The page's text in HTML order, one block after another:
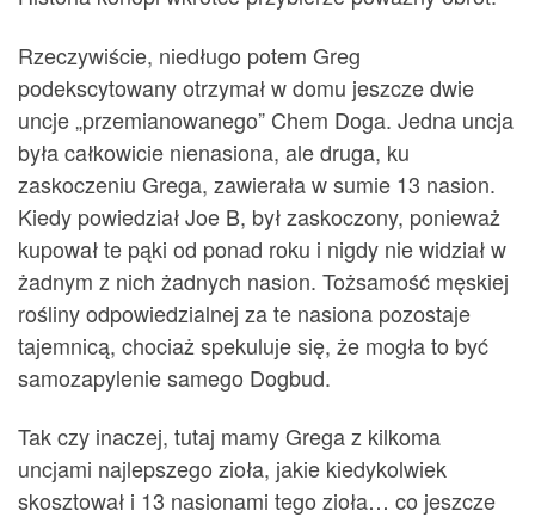
Rzeczywiście, niedługo potem Greg
podekscytowany otrzymał w domu jeszcze dwie
uncje „przemianowanego” Chem Doga. Jedna uncja
była całkowicie nienasiona, ale druga, ku
zaskoczeniu Grega, zawierała w sumie 13 nasion.
Kiedy powiedział Joe B, był zaskoczony, ponieważ
kupował te pąki od ponad roku i nigdy nie widział w
żadnym z nich żadnych nasion. Tożsamość męskiej
rośliny odpowiedzialnej za te nasiona pozostaje
tajemnicą, chociaż spekuluje się, że mogła to być
samozapylenie samego Dogbud.
Tak czy inaczej, tutaj mamy Grega z kilkoma
uncjami najlepszego zioła, jakie kiedykolwiek
skosztował i 13 nasionami tego zioła… co jeszcze